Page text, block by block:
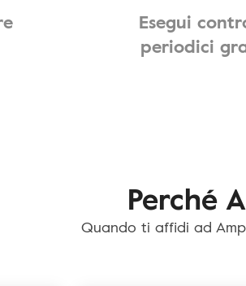
Esegui
periodici
Perché
Quando ti affidi ad